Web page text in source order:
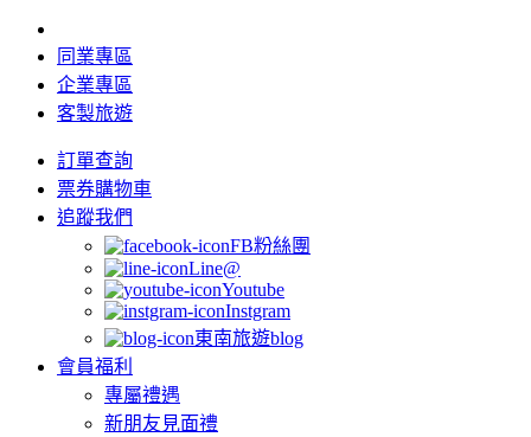
同業專區
企業專區
客製旅遊
訂單查詢
票券購物車
追蹤我們
FB粉絲團
Line@
Youtube
Instgram
東南旅遊blog
會員福利
專屬禮遇
新朋友見面禮